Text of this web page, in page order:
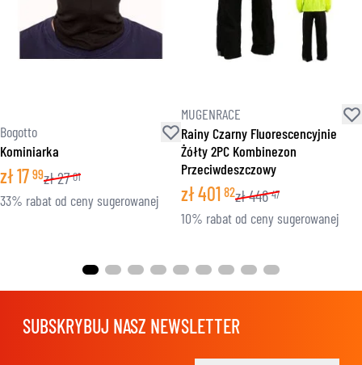
Bogotto
Kominiarka
zł17 99zł27 01
33% rabat od ceny sugerowanej
MUGENRACE
Rainy Czarny Fluorescencyjnie
Żółty 2PC Kombinezon
Przeciwdeszczowy
zł401 82zł446 47
10% rabat od ceny sugerowanej
SUBSKRYBUJ NASZ NEWSLETTER